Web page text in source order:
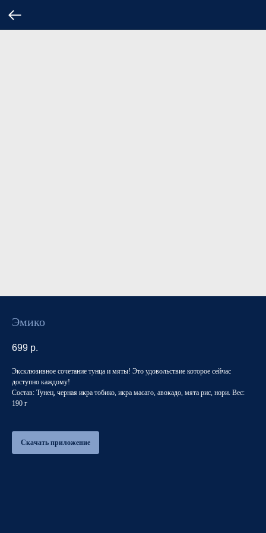
Эмико
699 р.
Эксклюзивное сочетание тунца и мяты! Это удовольствие которое сейчас
доступно каждому!
Состав: Тунец, черная икра тобико, икра масаго, авокадо, мята рис, нори. Вес:
190 г
Скачать приложение